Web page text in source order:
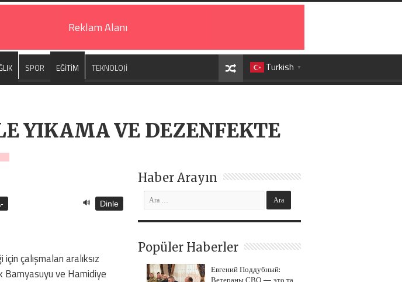
Reklam Alanı
Turkish ▼
SPOR EĞİTİM TEKNOLOJİ
YIKAMA VE DEZENFEKTE
🔊 Dinle
çalışmaları aralıksız
Bamyasuyu ve Hamidiye
Haber Arayın
Popüler Haberler
Евгений Поддубный: